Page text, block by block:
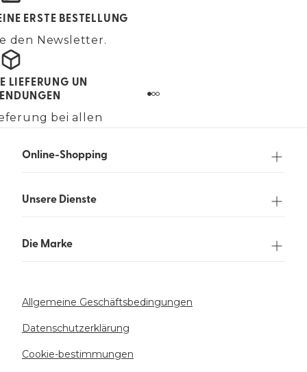
ERSTE BESTELLUNG
den Newsletter.
LIEFERUNG UN
bei allen
Online-Shopping
Unsere Dienste
Die Marke
Allgemeine Geschäftsbedingungen
Datenschutzerklärung
Cookie-bestimmungen